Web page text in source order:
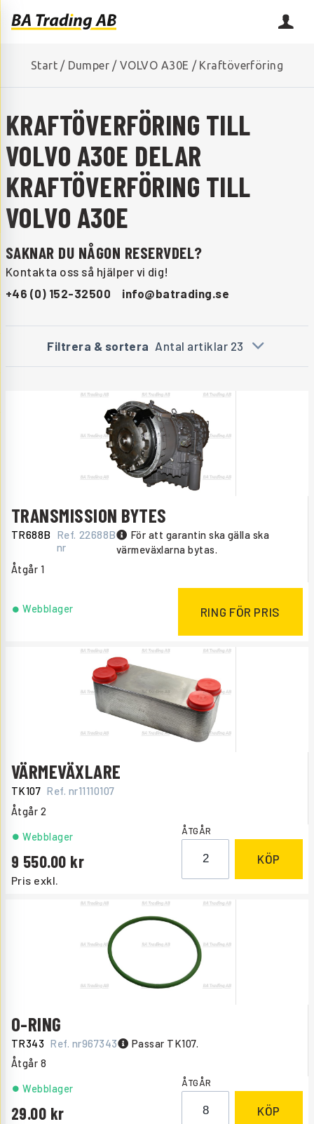
Start / Dumper / VOLVO A30E / Kraftöverföring
KRAFTÖVERFÖRING TILL
VOLVO A30E DELAR
KRAFTÖVERFÖRING TILL
VOLVO A30E
SAKNAR DU NÅGON RESERVDEL?
Kontakta oss så hjälper vi dig!
+46 (0) 152-32500
info@batrading.se
Filtrera & sortera Antal artiklar 23
TRANSMISSION BYTES
TR688B
Ref.
nr
22688B
För att garantin ska gälla ska
värmeväxlarna bytas.
Åtgår 1
Webblager RING FÖR PRIS
VÄRMEVÄXLARE
TK107 Ref. nr11110107
Åtgår 2
Pris exkl.
9 550.00
Webblager ÅTGÅR
KÖP
O-RING
TR343 Ref. nr967343 Passar TK107.
Åtgår 8
29.00
Webblager ÅTGÅR
KÖP